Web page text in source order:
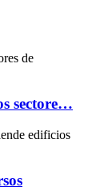
sectore…